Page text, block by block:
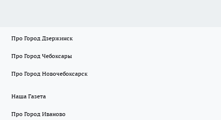
Про Город Дзержинск
Про Город Чебоксары
Про Город Новочебоксарск
Наша Газета
Про Город Иваново